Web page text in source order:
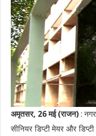
अमृतसर, 26 मई (राजन):
सीनियर डिप्टी मेयर और